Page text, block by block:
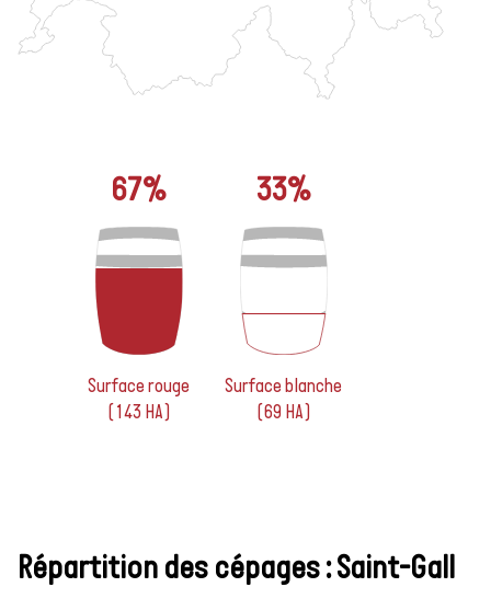
67%
Surface rouge
(143 HA)
33%
Surface blanche
(69 HA)
Répartition des cépages : Saint-Gall